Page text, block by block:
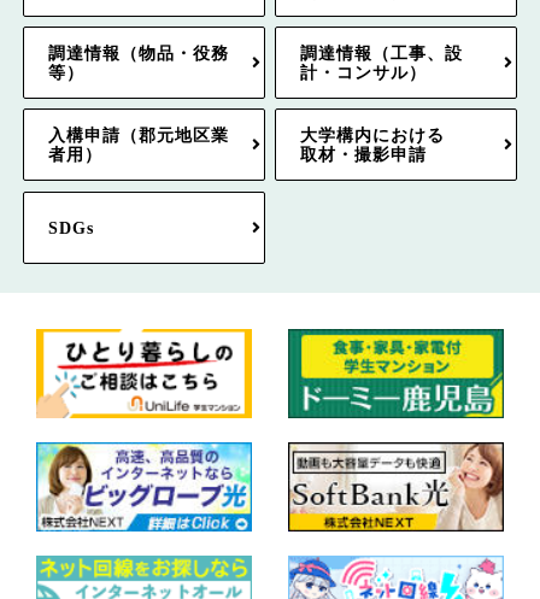
調達情報（物品・役務
等）
調達情報（工事、設
計・コンサル）
入構申請（郡元地区業
者用）
大学構内における
取材・撮影申請
SDGs